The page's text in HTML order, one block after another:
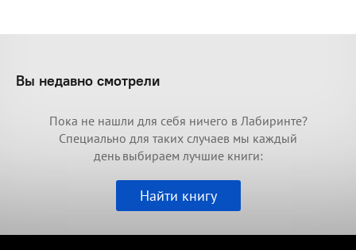
Вы недавно смотрели
Пока не нашли для себя ничего в Лабиринте?
Специально для таких случаев мы каждый
день выбираем лучшие книги:
Найти книгу